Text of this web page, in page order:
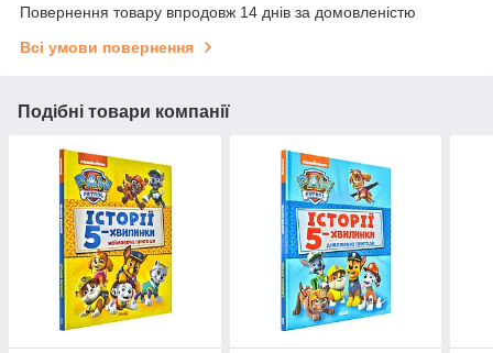
Повернення товару впродовж 14 днів за домовленістю
Всі умови повернення
Подібні товари компанії